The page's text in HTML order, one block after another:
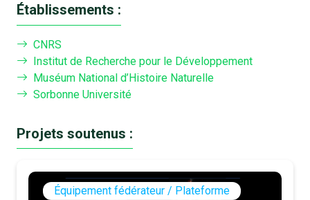
Établissements :
CNRS
Institut de Recherche pour le Développement
Muséum National d’Histoire Naturelle
Sorbonne Université
Projets soutenus :
Équipement fédérateur / Plateforme